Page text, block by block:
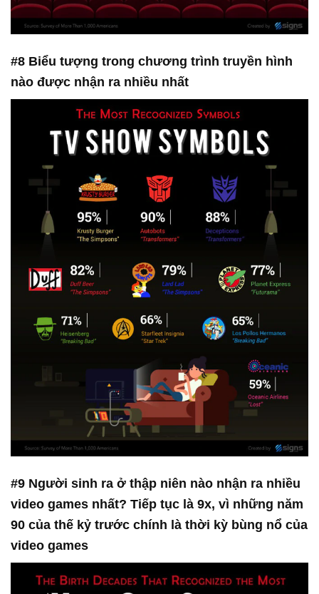
#8 Biểu tượng trong chương trình truyền hình
nào được nhận ra nhiều nhất
#9 Người sinh ra ở thập niên nào nhận ra nhiều
video games nhất? Tiếp tục là 9x, vì những năm
90 của thế kỷ trước chính là thời kỳ bùng nổ của
video games